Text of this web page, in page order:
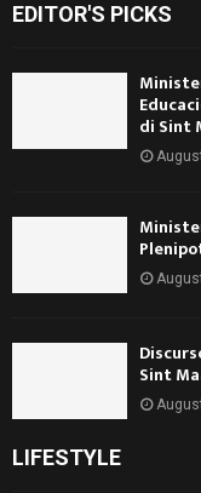
EDITOR'S PICKS
di Sint
Sint
LIFESTYLE